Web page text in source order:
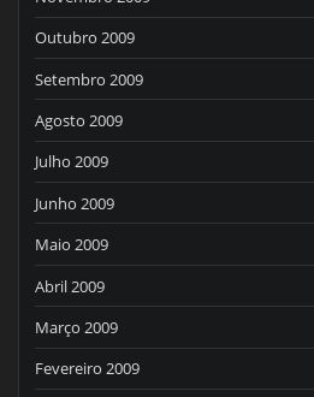
Outubro 2009
Setembro 2009
Agosto 2009
Julho 2009
Junho 2009
Maio 2009
Abril 2009
Março 2009
Fevereiro 2009